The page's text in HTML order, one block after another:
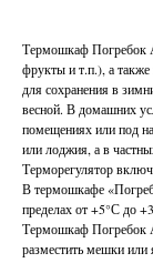
Термошкаф Погребок
фрукты и т.п.), а
для сохранения в
весной. В домашних
помещениях или под
или лоджия, а в
Терморегулятор
В термошкафе
пределах от +5°С до
Термошкаф Погребок
разместить мешки